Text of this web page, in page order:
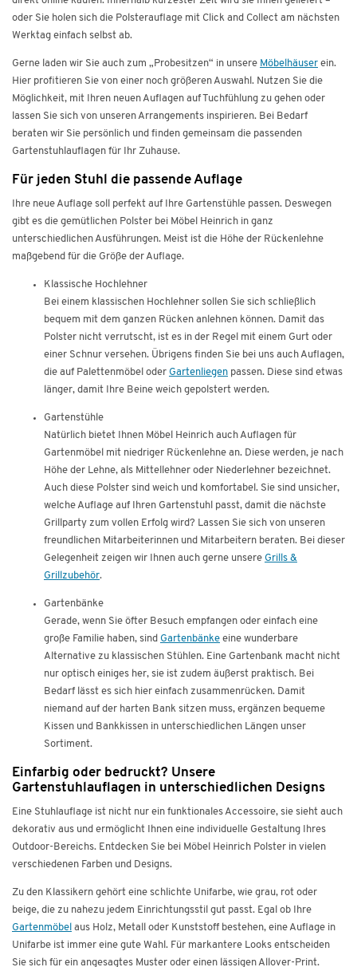
oder Sie holen sich die Polsterauflage mit Click and Collect am nächsten
Werktag einfach selbst ab.
Gerne laden wir Sie auch zum „Probesitzen“ in unsere Möbelhäuser ein.
Hier profitieren Sie von einer noch größeren Auswahl. Nutzen Sie die
Möglichkeit, mit Ihren neuen Auflagen auf Tuchfühlung zu gehen oder
lassen Sie sich von unseren Arrangements inspirieren. Bei Bedarf
beraten wir Sie persönlich und finden gemeinsam die passenden
Gartenstuhlauflagen für Ihr Zuhause.
Für jeden Stuhl die passende Auflage
Ihre neue Auflage soll perfekt auf Ihre Gartenstühle passen. Deswegen
gibt es die gemütlichen Polster bei Möbel Heinrich in ganz
unterschiedlichen Ausführungen. Meist ist die Höhe der Rückenlehne
maßgebend für die Größe der Auflage.
Klassische Hochlehner
Bei einem klassischen Hochlehner sollen Sie sich schließlich
bequem mit dem ganzen Rücken anlehnen können. Damit das
Polster nicht verrutscht, ist es in der Regel mit einem Gurt oder
einer Schnur versehen. Übrigens finden Sie bei uns auch Auflagen,
die auf Palettenmöbel oder Gartenliegen passen. Diese sind etwas
länger, damit Ihre Beine weich gepolstert werden.
Gartenstühle
Natürlich bietet Ihnen Möbel Heinrich auch Auflagen für
Gartenmöbel mit niedriger Rückenlehne an. Diese werden, je nach
Höhe der Lehne, als Mittellehner oder Niederlehner bezeichnet.
Auch diese Polster sind weich und komfortabel. Sie sind unsicher,
welche Auflage auf Ihren Gartenstuhl passt, damit die nächste
Grillparty zum vollen Erfolg wird? Lassen Sie sich von unseren
freundlichen Mitarbeiterinnen und Mitarbeitern beraten. Bei dieser
Gelegenheit zeigen wir Ihnen auch gerne unsere Grills &
Grillzubehör.
Gartenbänke
Gerade, wenn Sie öfter Besuch empfangen oder einfach eine
große Familie haben, sind Gartenbänke eine wunderbare
Alternative zu klassischen Stühlen. Eine Gartenbank macht nicht
nur optisch einiges her, sie ist zudem äußerst praktisch. Bei
Bedarf lässt es sich hier einfach zusammenrücken. Damit
niemand auf der harten Bank sitzen muss, ergänzen bequeme
Kissen und Bankkissen in unterschiedlichen Längen unser
Sortiment.
Einfarbig oder bedruckt? Unsere
Gartenstuhlauflagen in unterschiedlichen Designs
Eine Stuhlauflage ist nicht nur ein funktionales Accessoire, sie sieht auch
dekorativ aus und ermöglicht Ihnen eine individuelle Gestaltung Ihres
Outdoor-Bereichs. Entdecken Sie bei Möbel Heinrich Polster in vielen
verschiedenen Farben und Designs.
Zu den Klassikern gehört eine schlichte Unifarbe, wie grau, rot oder
beige, die zu nahezu jedem Einrichtungsstil gut passt. Egal ob Ihre
Gartenmöbel aus Holz, Metall oder Kunststoff bestehen, eine Auflage in
Unifarbe ist immer eine gute Wahl. Für markantere Looks entscheiden
Sie sich für ein angesagtes Muster oder einen lässigen Allover-Print.